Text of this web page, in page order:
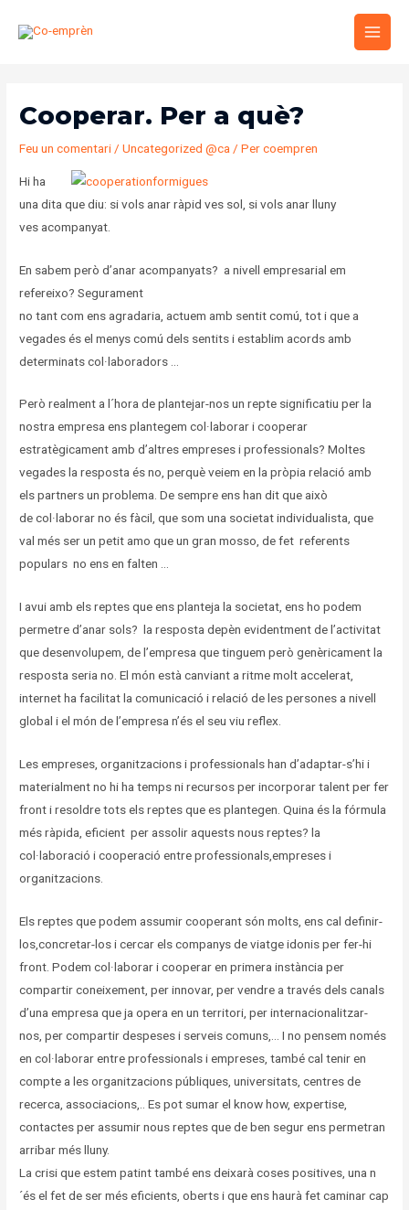
Main
Menu
Cooperar. Per a què?
Feu un comentari /Uncategorized @ca / Percoempren
Hi ha
una dita que diu: si vols anar ràpid ves sol, si vols anar lluny
ves acompanyat.
En sabem però d’anar acompanyats? a nivell empresarial em
refereixo? Segurament
no tant com ens agradaria, actuem amb sentit comú, tot i que a
vegades és el menys comú dels sentits i establim acords amb
determinats col·laboradors …
Però realment a l´hora de plantejar-nos un repte significatiu per la
nostra empresa ens plantegem col·laborar i cooperar
estratègicament amb d’altres empreses i professionals? Moltes
vegades la resposta és no, perquè veiem en la pròpia relació amb
els partners un problema. De sempre ens han dit que això
de col·laborar no és fàcil, que som una societat individualista, que
val més ser un petit amo que un gran mosso, de fet referents
populars no ens en falten …
I avui amb els reptes que ens planteja la societat, ens ho podem
permetre d’anar sols? la resposta depèn evidentment de l’activitat
que desenvolupem, de l’empresa que tinguem però genèricament la
resposta seria no. El món està canviant a ritme molt accelerat,
internet ha facilitat la comunicació i relació de les persones a nivell
global i el món de l’empresa n’és el seu viu reflex.
Les empreses, organitzacions i professionals han d’adaptar-s’hi i
materialment no hi ha temps ni recursos per incorporar talent per fer
front i resoldre tots els reptes que es plantegen. Quina és la fórmula
més ràpida, eficient per assolir aquests nous reptes? la
col·laboració i cooperació entre professionals,empreses i
organitzacions.
Els reptes que podem assumir cooperant són molts, ens cal definir-
los,concretar-los i cercar els companys de viatge idonis per fer-hi
front. Podem col·laborar i cooperar en primera instància per
compartir coneixement, per innovar, per vendre a través dels canals
d’una empresa que ja opera en un territori, per internacionalitzar-
nos, per compartir despeses i serveis comuns,… I no pensem només
en col·laborar entre professionals i empreses, també cal tenir en
compte a les organitzacions públiques, universitats, centres de
recerca, associacions,.. Es pot sumar el know how, expertise,
contactes per assumir nous reptes que de ben segur ens permetran
arribar més lluny.
La crisi que estem patint també ens deixarà coses positives, una n
´és el fet de ser més eficients, oberts i que ens haurà fet caminar cap